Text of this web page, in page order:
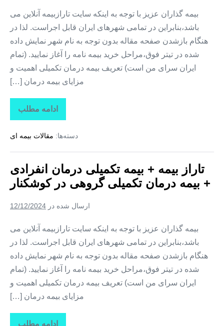
بیمه گذاران عزیز با توجه به اینکه سایت تارازبیمه آنلاین می
باشد،بنابراین در تمامی شهرهای ایران قابل اجراست. لذا در
هنگام بازشدن صفحه مقاله بدون توجه به نام شهر نمایش داده
شده در تیتر فوق،مراحل خرید بیمه نامه را آغاز نمایید. (تمام
ایران سرای من است) تعریف بیمه درمان تکمیلی اهمیت و
مزایای بیمه درمان […]
ادامه مطلب
تاراز
بیمه
بیمه
درمان
+
بیمه
درمان
تکمیلی
در
دسته‌ها: مقالات بیمه ای
تاراز بیمه + بیمه تکمیلی درمان انفرادی
+ بیمه درمان تکمیلی گروهی در کوشکنار
ارسال شده در 12/12/2024
بیمه گذاران عزیز با توجه به اینکه سایت تارازبیمه آنلاین می
باشد،بنابراین در تمامی شهرهای ایران قابل اجراست. لذا در
هنگام بازشدن صفحه مقاله بدون توجه به نام شهر نمایش داده
شده در تیتر فوق،مراحل خرید بیمه نامه را آغاز نمایید. (تمام
ایران سرای من است) تعریف بیمه درمان تکمیلی اهمیت و
مزایای بیمه درمان […]
ادامه مطلب